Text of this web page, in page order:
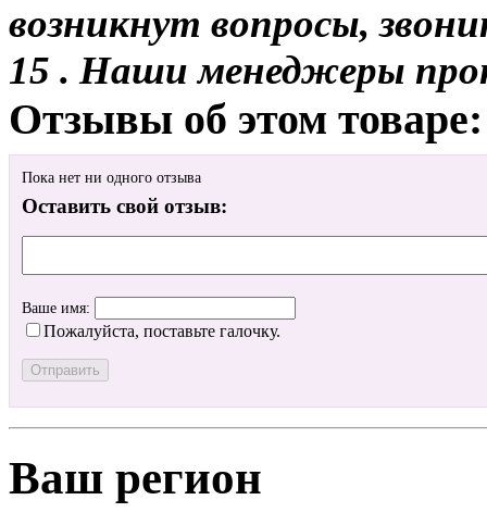
возникнут вопросы,
15 . Наши менеджеры
Отзывы об этом товаре:
Пока нет ни одного отзыва
Оставить свой отзыв:
Ваше имя:
Пожалуйста, поставьте галочку.
Ваш регион